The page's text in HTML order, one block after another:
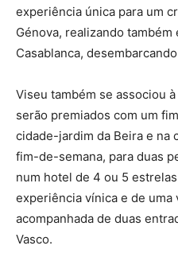
experiência única para um
Génova, realizando também
Casablanca,
Viseu também se associou
serão premiados com um
cidade-jardim da Beira e na
fim-de-semana, para duas
num hotel de 4 ou 5
experiência vínica e de uma
acompanhada de duas
Vasco.